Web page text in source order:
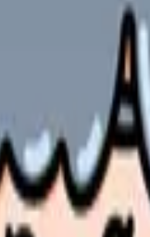
ています。
最新条件は公的機関・勤務先・各サー
います。
スキルから具体的な実践方法まで詳しく解